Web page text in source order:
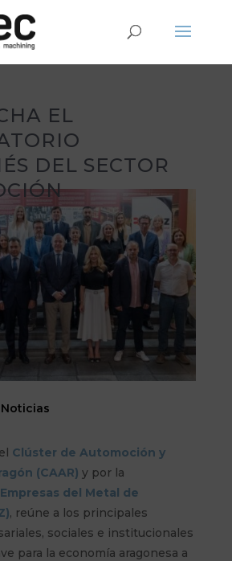
EL
DEL SECTOR
Noticias
Clúster de Automoción y
(CAAR) y por la
del Metal de
, reúne a los principales
sociales e institucionales
para la economía aragonesa a